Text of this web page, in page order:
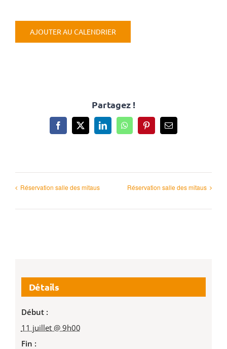
AJOUTER AU CALENDRIER
Partagez !
Facebook
X LinkedInWhatsAppPinterestEmail
Réservation salle des mitaus Réservation salle des mitaus
Détails
Début :
11 juillet @ 9h00
Fin :